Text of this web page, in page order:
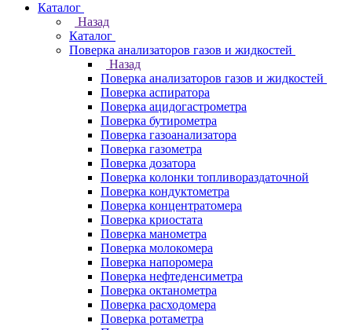
Каталог
Назад
Каталог
Поверка анализаторов газов и жидкостей
Назад
Поверка анализаторов газов и жидкостей
Поверка аспиратора
Поверка ацидогастрометра
Поверка бутирометра
Поверка газоанализатора
Поверка газометра
Поверка дозатора
Поверка колонки топливораздаточной
Поверка кондуктометра
Поверка концентратомера
Поверка криостата
Поверка манометра
Поверка молокомера
Поверка напоромера
Поверка нефтеденсиметра
Поверка октанометра
Поверка расходомера
Поверка ротаметра